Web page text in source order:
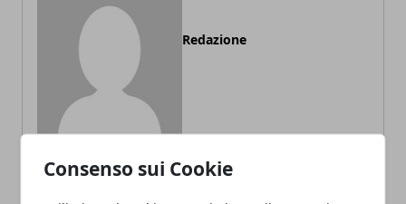
Consenso sui Cookie
Redazione